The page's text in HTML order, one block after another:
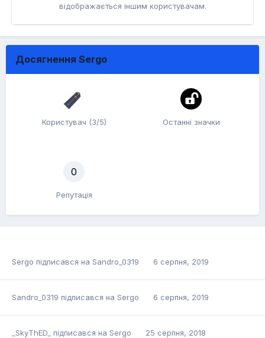
відображається іншим користувачам.
Досягнення Sergo
Користувач (3/5) Останні значки
0
Репутація
Sergo підписався на Sandro_0319 6 серпня, 2019
Sandro_0319 підписався на Sergo 6 серпня, 2019
_SkyThED_ підписався на Sergo 25 серпня, 2018